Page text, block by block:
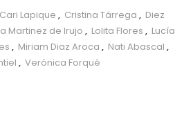
Cari Lapique , Cristina Tárrega , Diez
Martinez de Irujo , Lolita Flores , Lucía
, Miriam Diaz Aroca , Nati Abascal ,
, Verónica Forqué